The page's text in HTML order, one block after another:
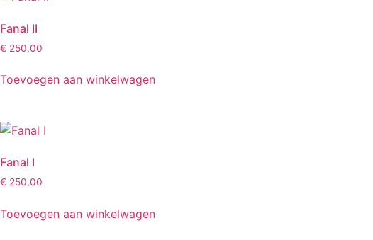
Fanal II
€ 250,00
Toevoegen aan winkelwagen
Fanal I
€ 250,00
Toevoegen aan winkelwagen